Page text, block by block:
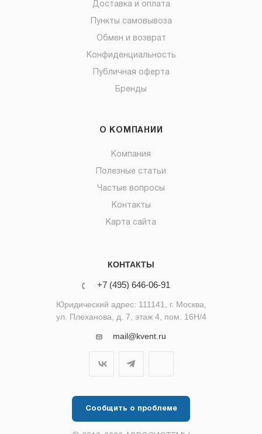
Доставка и оплата
Пункты самовывоза
Обмен и возврат
Конфиденциальность
Публичная оферта
Бренды
О КОМПАНИИ
Компания
Полезные статьи
Частые вопросы
Контакты
Карта сайта
КОНТАКТЫ
+7 (495) 646-06-91
Юридический адрес: 111141, г. Москва,
ул. Плеханова, д. 7, этаж 4, пом. 16Н/4
mail@kvent.ru
Сообщить о проблеме